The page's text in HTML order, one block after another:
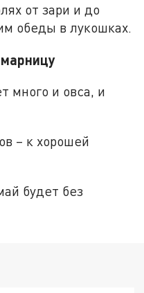
от зари и до
обеды в лукошках.
много и овса, и
– к хорошей
будет без